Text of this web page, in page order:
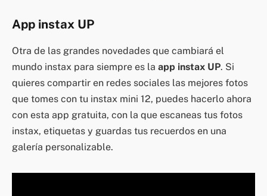
App instax UP
Otra de las grandes novedades que cambiará el
mundo instax para siempre es la app instax UP. Si
quieres compartir en redes sociales las mejores fotos
que tomes con tu instax mini 12, puedes hacerlo ahora
con esta app gratuita, con la que escaneas tus fotos
instax, etiquetas y guardas tus recuerdos en una
galería personalizable.